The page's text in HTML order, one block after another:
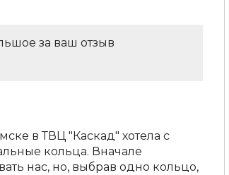
за ваш отзыв
в ТВЦ "Каскад" хотела с
кольца. Вначале
нас, но, выбрав одно кольцо,